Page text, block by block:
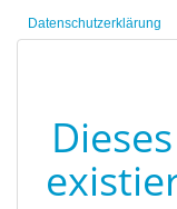
Datenschutzerklärung